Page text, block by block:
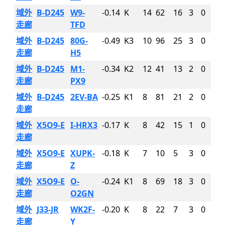
域外
走廊
B-D245 W9-
TFD
-0.14 K 14 62 16 3 0
域外
走廊
B-D245 80G-
H5
-0.49 K3 10 96 25 3 0
域外
走廊
B-D245 M1-
PX9
-0.34 K2 12 41 13 2 0
域外
走廊
B-D245 2EV-BA -0.25 K1 8 81 21 2 0
域外
走廊
X5O9-E I-HRX3 -0.17 K 8 42 15 1 0
域外
走廊
X5O9-E XUPK-
Z
-0.18 K 7 10 5 3 0
域外
走廊
X5O9-E O-
O2GN
-0.24 K1 8 69 18 3 0
域外
走廊
J33-JR
WK2F-
Y
-0.20 K 8 22 7 3 0